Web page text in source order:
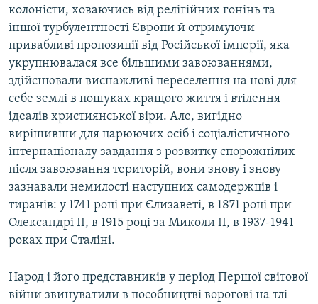
колоністи, ховаючись від релігійних гонінь та
іншої турбулентності Європи й отримуючи
привабливі пропозиції від Російської імперії, яка
укрупнювалася все більшими завоюваннями,
здійснювали виснажливі переселення на нові для
себе землі в пошуках кращого життя і втілення
ідеалів християнської віри. Але, вигідно
вирішивши для царюючих осіб і соціалістичного
інтернаціоналу завдання з розвитку спорожнілих
після завоювання територій, вони знову і знову
зазнавали немилості наступних самодержців і
тиранів: у 1741 році при Єлизаветі, в 1871 році при
Олександрі II, в 1915 році за Миколи II, в 1937-1941
роках при Сталіні.
Народ і його представників у період Першої світової
війни звинуватили в пособництві ворогові на тлі